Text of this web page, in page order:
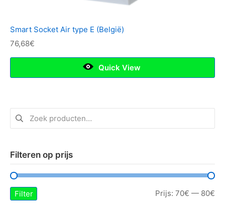
Smart Socket Air type E (België)
76,68€
Quick View
Zoeken
naar:
Filteren op prijs
Filter Prijs: 70€ — 80€